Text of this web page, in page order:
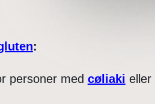
:
personer med cøliaki eller